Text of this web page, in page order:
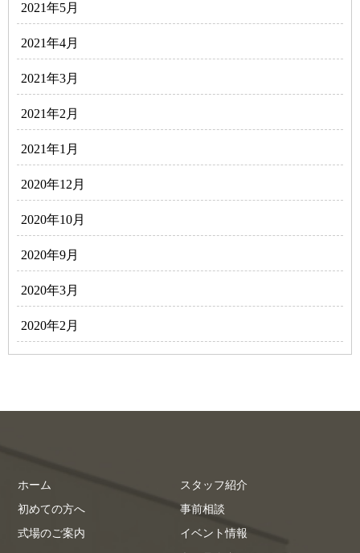
2021年5月
2021年4月
2021年3月
2021年2月
2021年1月
2020年12月
2020年10月
2020年9月
2020年3月
2020年2月
ホーム
初めての方へ
式場のご案内
スタッフ紹介
事前相談
イベント情報